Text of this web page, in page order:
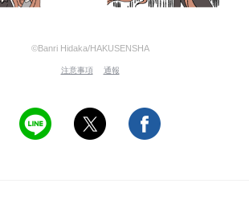
©Banri Hidaka/HAKUSENSHA
注意事項 通報